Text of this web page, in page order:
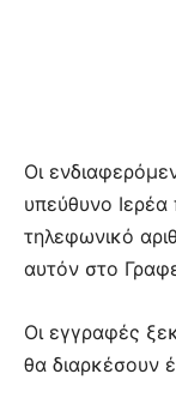
Οι
υπεύθυνο
τηλεφωνικό
αυτόν στο
Οι εγγραφές
θα διαρκέσουν